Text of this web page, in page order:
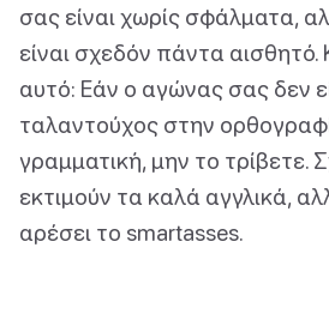
σας είναι χωρίς σφάλματα,
είναι σχεδόν πάντα
αυτό: Εάν ο αγώνας σας δεν
ταλαντούχος στην
γραμματική, μην το τρίβετε.
εκτιμούν τα καλά αγγλικά,
αρέσει το smartasses.